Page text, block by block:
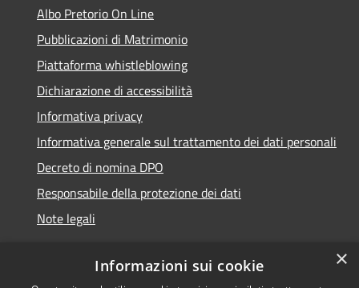
Albo Pretorio On Line
Pubblicazioni di Matrimonio
Piattaforma whistleblowing
Dichiarazione di accessibilità
Informativa privacy
Informativa generale sul trattamento dei dati personali
Decreto di nomina DPO
Responsabile della protezione dei dati
Note legali
×
Informazioni sui cookie